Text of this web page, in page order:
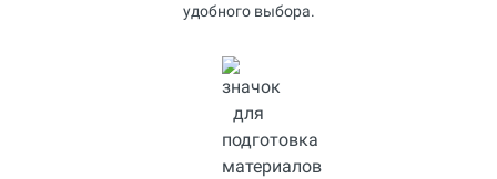
удобного выбора.